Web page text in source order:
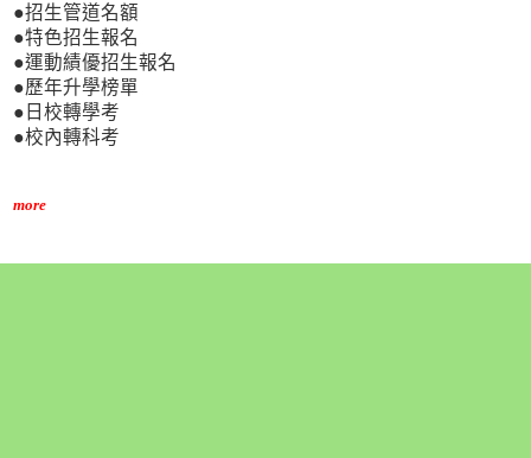
●招生管道名額
●特色招生報名
●運動績優招生報名
●歷年升學榜單
●日校轉學考
●校內轉科考
more